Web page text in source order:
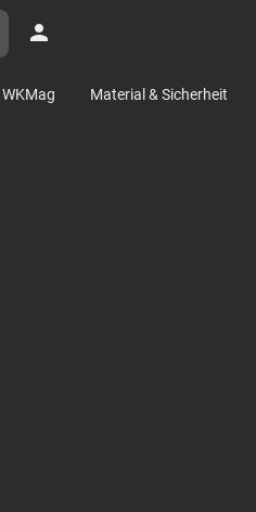
Material & Sicherheit